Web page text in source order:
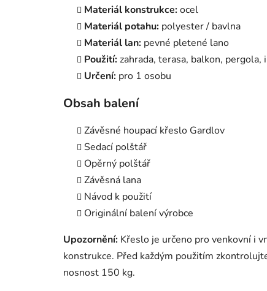
Materiál konstrukce:ocel
Materiál potahu: polyester / bavlna
Materiál lan: pevné pletené lano
Použití:zahrada, terasa, balkon, pergola,
Určení: pro 1 osobu
Obsah balení
Závěsné houpací křeslo Gardlov
Sedací polštář
Opěrný polštář
Závěsná lana
Návod k použití
Originální balení výrobce
Upozornění: Křeslo je určeno pro venkovní i
konstrukce. Před každým použitím
nosnost 150 kg.